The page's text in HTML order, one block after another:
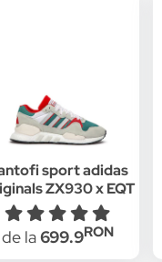
sport adidas
ZX930 x EQT
"Never Made Pack"
G26806, Gri/Verde
de la699.9RON